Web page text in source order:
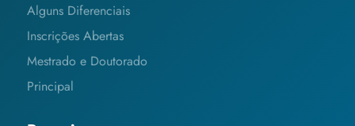
Alguns Diferenciais
Inscrições Abertas
Mestrado e Doutorado
Principal